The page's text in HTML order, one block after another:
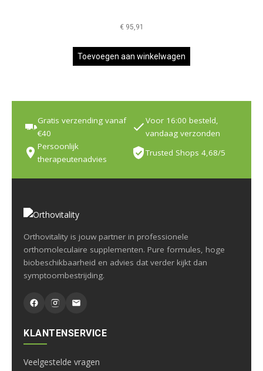
€95,91
Toevoegen aan winkelwagen
Gratis verzending vanaf
€40
Voor 16:00 besteld,
vandaag verzonden
Persoonlijk
therapeutenadvies
Trusted Shops 4,68/5
Orthovitality is jouw partner in professionele
orthomoleculaire supplementen. Pure formules, hoge
biobeschikbaarheid en advies dat verder kijkt dan
symptoombestrijding.
KLANTENSERVICE
Veelgestelde vragen